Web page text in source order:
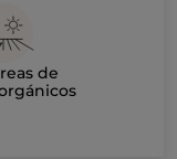
de